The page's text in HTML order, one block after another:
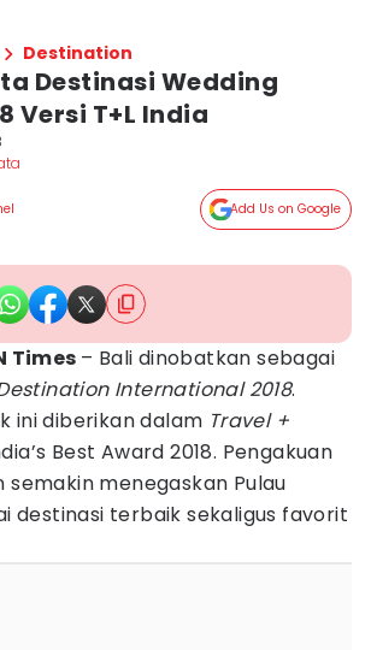
Destination
Destinasi Wedding
Versi T+L India
Add Us on Google
Times – Bali dinobatkan sebagai
International 2018.
ini diberikan dalam Travel +
Best Award 2018. Pengakuan
semakin menegaskan Pulau
destinasi terbaik sekaligus favorit